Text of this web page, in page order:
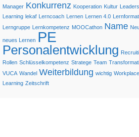
Manager Konkurrenz Kooperation Kultur
Learning lekaf Lerncoach Lernen Lernen 4.0
Lerngruppe Lernkompetenz MOOCathon Name
neues Lernen PE
Personalentwicklung
Rollen Schlüsselkompetenz Stratege Team
VUCA Wandel Weiterbildung wichtig Workplace
Learning Zeitschrift